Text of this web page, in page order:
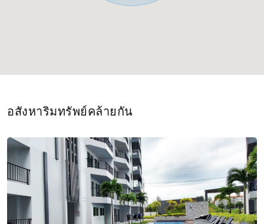
อสังหาริมทรัพย์คล้ายกัน